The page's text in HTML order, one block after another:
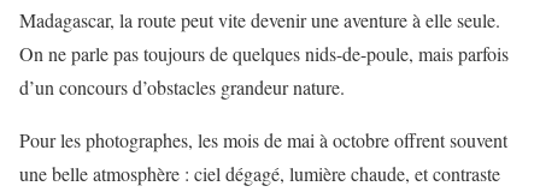
Madagascar, la route peut vite devenir une aventure à elle seule.
On ne parle pas toujours de quelques nids-de-poule, mais parfois
d’un concours d’obstacles grandeur nature.
Pour les photographes, les mois de mai à octobre offrent souvent
une belle atmosphère : ciel dégagé, lumière chaude, et contraste